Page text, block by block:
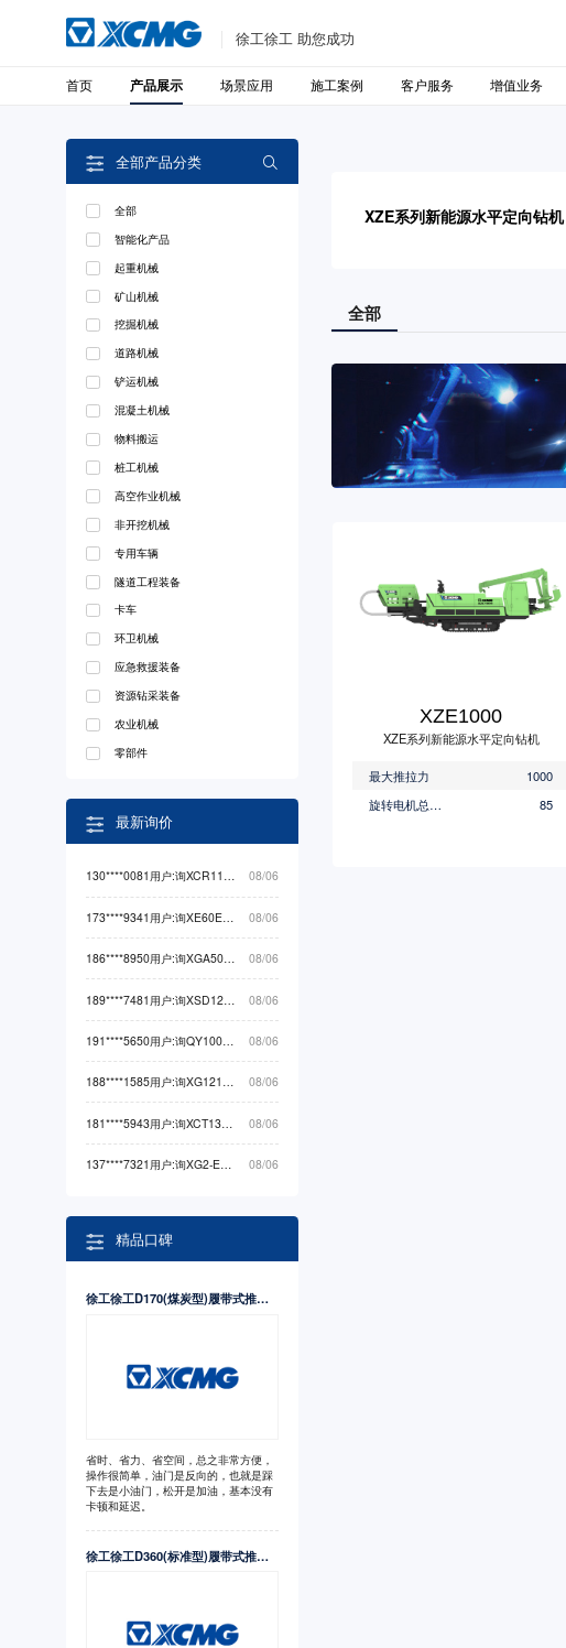
徐工徐工 助您成功
首页 产品展示 场景应用 施工案例 客户服务 增值业务
全部产品分类 
全部
智能化产品
起重机械
矿山机械
挖掘机械
道路机械
铲运机械
混凝土机械
物料搬运
桩工机械
高空作业机械
非开挖机械
专用车辆
隧道工程装备
卡车
环卫机械
应急救援装备
资源钻采装备
农业机械
零部件
最新询价
130****0081用户:询XCR110L5起重机械最低价 08/06
08/06
186****8950用户:询XGA5049XXYBEVEA3卡车最低价 08/06
08/06
08/06
188****1585用户:询XG1212HA（-Li）高空作业机械最低价 08/06
08/06
137****7321用户:询XG2-EX710S卡车最低价 08/06
精品口碑
徐工徐工D170(煤炭型)履带式推土机
省时、省力、省空间，总之非常方便，
操作很简单，油门是反向的，也就是踩
下去是小油门，松开是加油，基本没有
卡顿和延迟。
徐工徐工D360(标准型)履带式推土机
XZE系列新能源水平定向钻机
全部
XZE1000
XZE系列新能源水平定向钻机
最大推拉力
1000
旋转电机总功率(kW)
85